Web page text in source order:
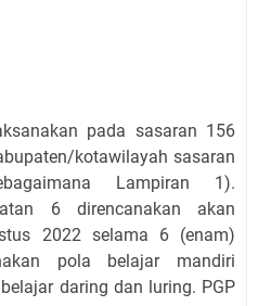
pada sasaran 156
kotawilayah sasaran
Lampiran 1).
6 direncanakan akan
2022 selama 6 (enam)
pola belajar mandiri
daring dan luring. PGP